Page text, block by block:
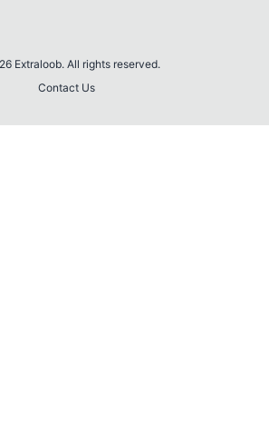
Extraloob. All rights reserved.
Contact Us